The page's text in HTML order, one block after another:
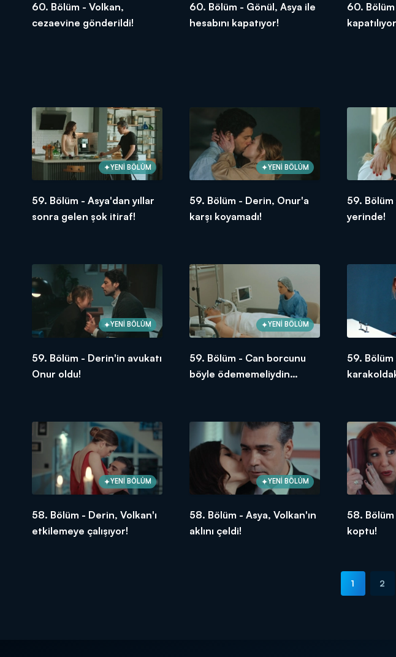
60. Bölüm - Volkan,
cezaevine gönderildi!
60. Bölüm - Gönül, Asya ile
hesabını kapatıyor!
60.
YENİ BÖLÜM
59. Bölüm - Asya'dan yıllar
sonra gelen şok itiraf!
YENİ BÖLÜM
59. Bölüm - Derin, Onur'a
karşı koyamadı!
59.
yerinde!
YENİ BÖLÜM
59. Bölüm - Derin'in avukatı
Onur oldu!
YENİ BÖLÜM
59. Bölüm - Can borcunu
böyle ödememeliydin
59.
YENİ BÖLÜM
58. Bölüm - Derin, Volkan'ı
etkilemeye çalışıyor!
YENİ BÖLÜM
58. Bölüm - Asya, Volkan'ın
aklını çeldi!
58. Bölüm
koptu!
1 2